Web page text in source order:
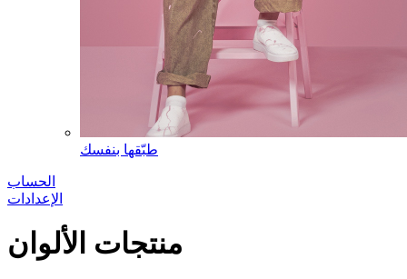
طبّقها بنفسك
الحساب
الإعدادات
منتجات الألوان